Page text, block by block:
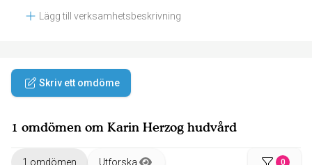
Lägg till verksamhetsbeskrivning
Skriv ett omdöme
1 omdömen om Karin Herzog hudvård
1 omdömen Utforska 0